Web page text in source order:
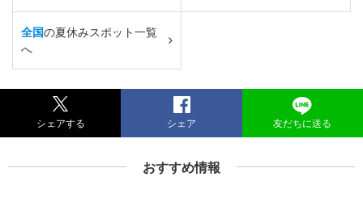
全国の夏休みスポット一覧
へ
シェアする シェア 友だちに送る
おすすめ情報